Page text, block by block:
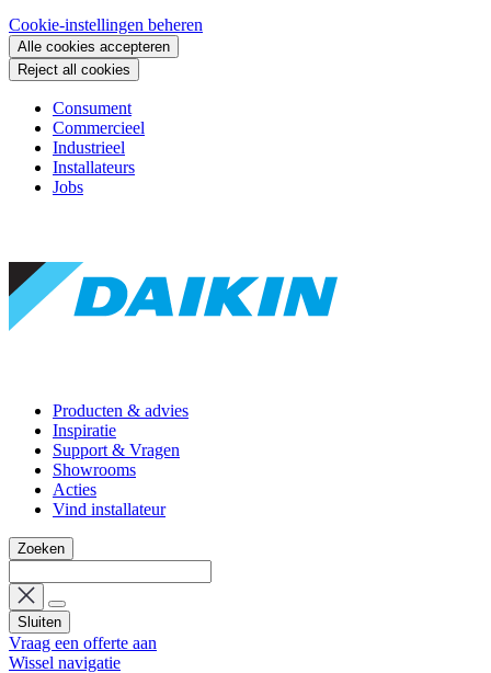
Cookie-instellingen beheren
Alle cookies accepteren
Reject all cookies
Consument
Commercieel
Industrieel
Installateurs
Jobs
Producten & advies
Inspiratie
Support & Vragen
Showrooms
Acties
Vind installateur
Zoeken
Sluiten
Vraag een offerte aan
Wissel navigatie